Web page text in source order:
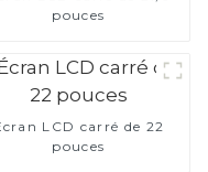
pouces
LCD carré de 22
pouces